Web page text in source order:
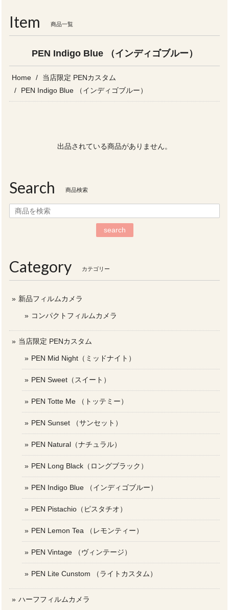
Item 商品一覧
PEN Indigo Blue （インディゴブルー）
Home
当店限定 PENカスタム
PEN Indigo Blue （インディゴブルー）
出品されている商品がありません。
Search 商品検索
search
Category カテゴリー
新品フィルムカメラ
コンパクトフィルムカメラ
当店限定 PENカスタム
PEN Mid Night（ミッドナイト）
PEN Sweet（スイート）
PEN Totte Me （トッテミー）
PEN Sunset （サンセット）
PEN Natural（ナチュラル）
PEN Long Black（ロングブラック）
PEN Indigo Blue （インディゴブルー）
PEN Pistachio（ピスタチオ）
PEN Lemon Tea （レモンティー）
PEN Vintage （ヴィンテージ）
PEN Lite Cunstom （ライトカスタム）
ハーフフィルムカメラ